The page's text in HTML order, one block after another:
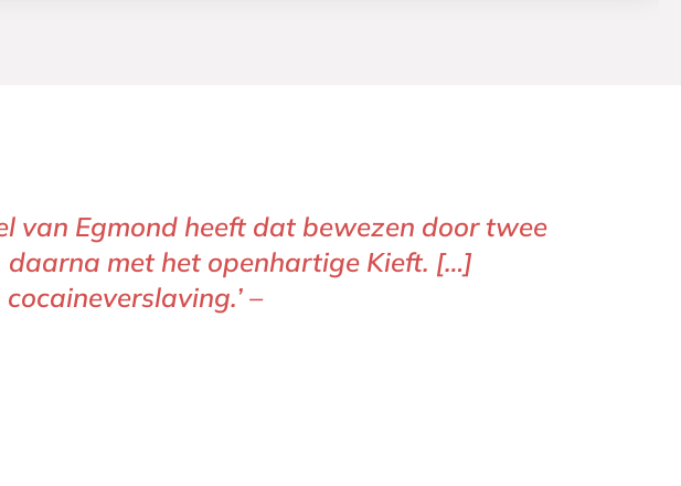
van Egmond heeft dat bewezen door twee
daarna met het openhartige Kieft. […]
–